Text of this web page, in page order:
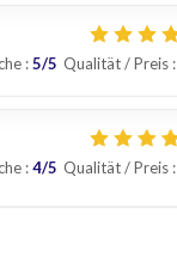
: 5/5 Qualität / Preis:
: 4/5 Qualität / Preis: